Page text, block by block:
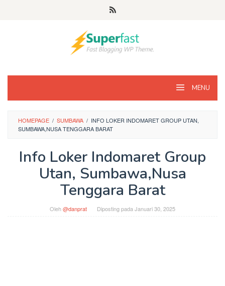
MENU
HOMEPAGE / SUMBAWA / INFO LOKER INDOMARET GROUP UTAN,
SUMBAWA,NUSA TENGGARA BARAT
Info Loker Indomaret Group
Utan, Sumbawa,Nusa
Tenggara Barat
Oleh@danprat Diposting pada Januari 30, 2025